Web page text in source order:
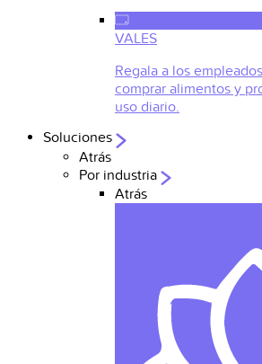
VALES
Regala a los
comprar alimentos y
uso diario.
Soluciones
Atrás
Por industria
Atrás